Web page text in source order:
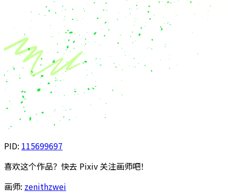
PID: 115699697
喜欢这个作品？快去 Pixiv 关注画师吧！
画师: zenithzwei